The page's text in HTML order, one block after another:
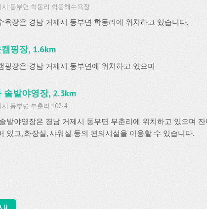
시 동부면 학동리 학동해수욕장
욕장은 경남 거제시 동부면 학동리에 위치하고 있습니다.
핑장, 1.6km
핑장은 경남 거제시 동부면에 위치하고 있으며
솔밭야영장, 2.3km
시 동부면 부춘리 107-4
밭야영장은 경남 거제시 동부면 부춘리에 위치하고 있으며
있고, 화장실, 샤워실 등의 편의시설을 이용할 수 있습니다.